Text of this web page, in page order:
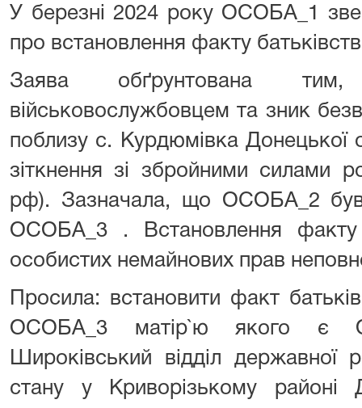
У березні 2024 року ОСОБА_1
про встановлення факту
Заява обґрунтована
військовослужбовцем та зник
поблизу с. Курдюмівка Донецької
зіткнення зі збройними силами
рф). Зазначала, що ОСОБА_2 був
ОСОБА_3 . Встановлення факту
особистих немайнових прав
Просила: встановити факт
ОСОБА_3 матір`ю якого є
Широківський відділ державної
стану у Криворізькому районі